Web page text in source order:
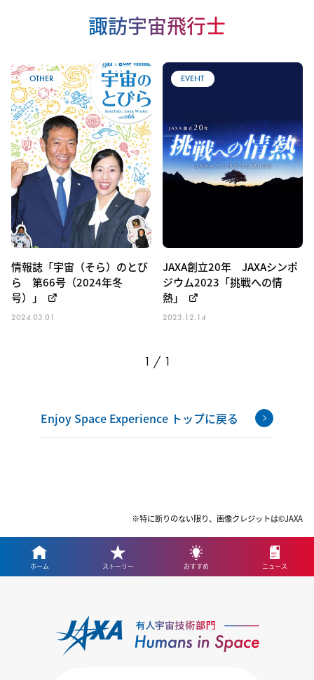
「きぼう」日本実験棟
国際宇宙ステーション
宇宙のしごと
宇宙のくらし その他
諏訪宇宙飛行士
OTHER
情報誌「宇宙（そら）のとび
ら 第66号（2024年冬
号）」
2024.03.01
EVENT
JAXA創立20年 JAXAシンポ
ジウム2023「挑戦への情
熱」
2023.12.14
1 / 1
Enjoy Space Experience トップに戻る
※特に断りのない限り、画像クレジットは©JAXA
ホーム ストーリー おすすめ ニュース